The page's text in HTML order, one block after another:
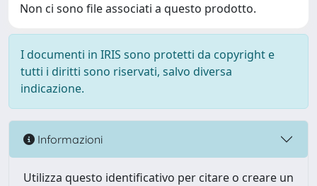
Non ci sono file associati a questo prodotto.
I documenti in IRIS sono protetti da copyright e
tutti i diritti sono riservati, salvo diversa
indicazione.
Informazioni
Utilizza questo identificativo per citare o creare un